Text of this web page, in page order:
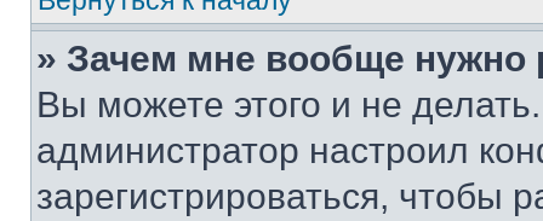
» Зачем мне вообще нужно
Вы можете этого и не
администратор настроил
зарегистрироваться, чтобы